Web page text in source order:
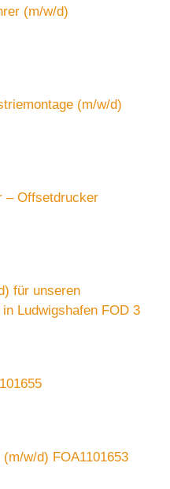
(m/w/d)
(m/w/d)
– Offsetdrucker
für unseren
Ludwigshafen FOD 3
w/d) FOA1101653